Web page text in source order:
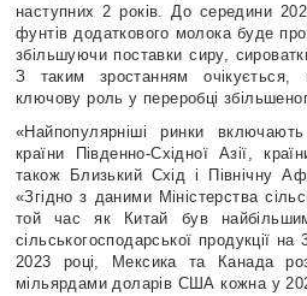
наступних 2 років. До середини
фунтів додаткового молока буде
збільшуючи поставки сиру,
З таким зростанням очікується,
ключову роль у переробці
«Найпопулярніші ринки
країни Південно-Східної Азії,
також Близький Схід і Північну
«Згідно з даними Міністерства
той час як Китай був
сільськогосподарської продукції
2023 році, Мексика та Канада
мільярдами доларів США кожна у